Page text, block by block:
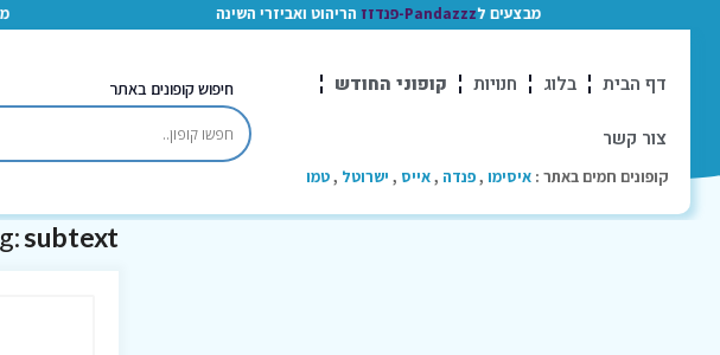
מבצעים לPandazzz-פנדזז הריהוט ואביזרי השינה
דף הבית בלוג חנויות קופוני החודש
צור קשר
קופונים חמים באתר : איסימו ,פנדה ,אייס , ישרוטל ,טמו
חיפוש קופונים באתר
subtext קופונים